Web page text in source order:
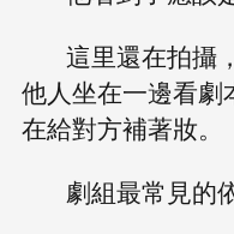
這里還在拍攝
他人坐在一邊看劇
在給對方補著妝。
劇組最常見的